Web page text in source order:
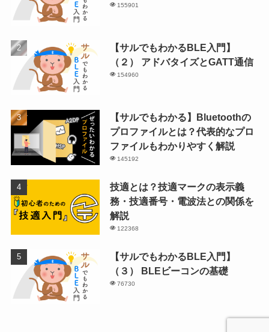
155901
【サルでもわかるBLE入門】
（２） アドバタイズとGATT通信
154960
【サルでもわかる】Bluetoothの
プロファイルとは？代表的なプロ
ファイルもわかりやすく解説
145192
技適とは？技適マークの表示義
務・技適番号・電波法との関係を
解説
122368
【サルでもわかるBLE入門】
（３） BLEビーコンの基礎
76730